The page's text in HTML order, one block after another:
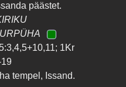
päästet.
1Kr
tempel, Issand.